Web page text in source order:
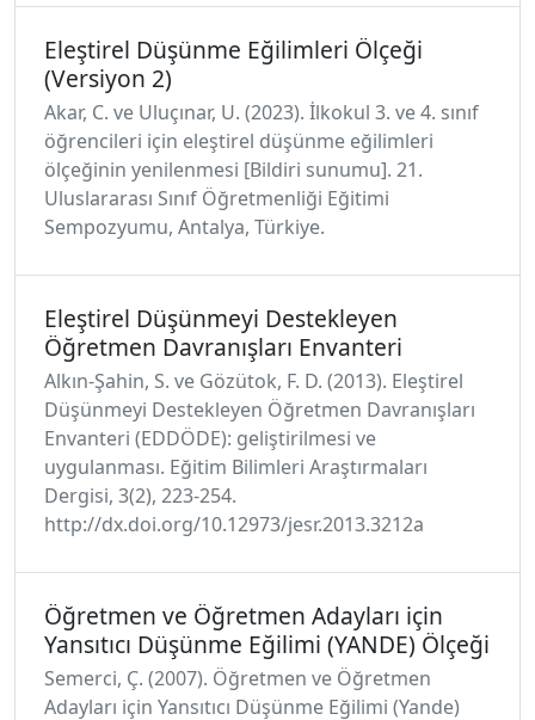
Eleştirel Düşünme Eğilimleri Ölçeği
(Versiyon 2)
Akar, C. ve Uluçınar, U. (2023). İlkokul 3. ve 4. sınıf
öğrencileri için eleştirel düşünme eğilimleri
ölçeğinin yenilenmesi [Bildiri sunumu]. 21.
Uluslararası Sınıf Öğretmenliği Eğitimi
Sempozyumu, Antalya, Türkiye.
Eleştirel Düşünmeyi Destekleyen
Öğretmen Davranışları Envanteri
Alkın-Şahin, S. ve Gözütok, F. D. (2013). Eleştirel
Düşünmeyi Destekleyen Öğretmen Davranışları
Envanteri (EDDÖDE): geliştirilmesi ve
uygulanması. Eğitim Bilimleri Araştırmaları
Dergisi, 3(2), 223-254.
http://dx.doi.org/10.12973/jesr.2013.3212a
Öğretmen ve Öğretmen Adayları için
Yansıtıcı Düşünme Eğilimi (YANDE) Ölçeği
Semerci, Ç. (2007). Öğretmen ve Öğretmen
Adayları için Yansıtıcı Düşünme Eğilimi (Yande)